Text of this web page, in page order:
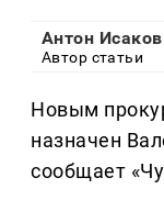
Антон Исаков
Автор статьи
Новым
назначен
сообщает